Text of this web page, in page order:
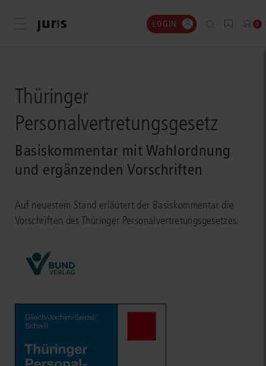
Menü öffnen LOGIN 0
Thüringer
Personalvertretungsgesetz
Basiskommentar mit Wahlordnung
und ergänzenden Vorschriften
Auf neuestem Stand erläutert der Basiskommentar die
Vorschriften des Thüringer Personalvertretungsgesetzes.